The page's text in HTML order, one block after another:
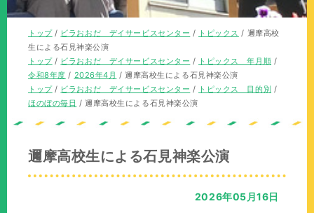
現
在
の
位
置：
トップ/ ビラおおだ デイサービスセンター / トピックス / 邇摩高校
生による石見神楽公演
現
在
の
位
トップ/ ビラおおだ デイサービスセンター / トピックス 年月順 /
令和8年度 / 2026年4月 /邇摩高校生による石見神楽公演
現
在
トップ/ ビラおおだ デイサービスセンター / トピックス 目的別 /
ほのぼの毎日 /邇摩高校生による石見神楽公演
邇摩高校生による石見神楽公演
2026年05月16日